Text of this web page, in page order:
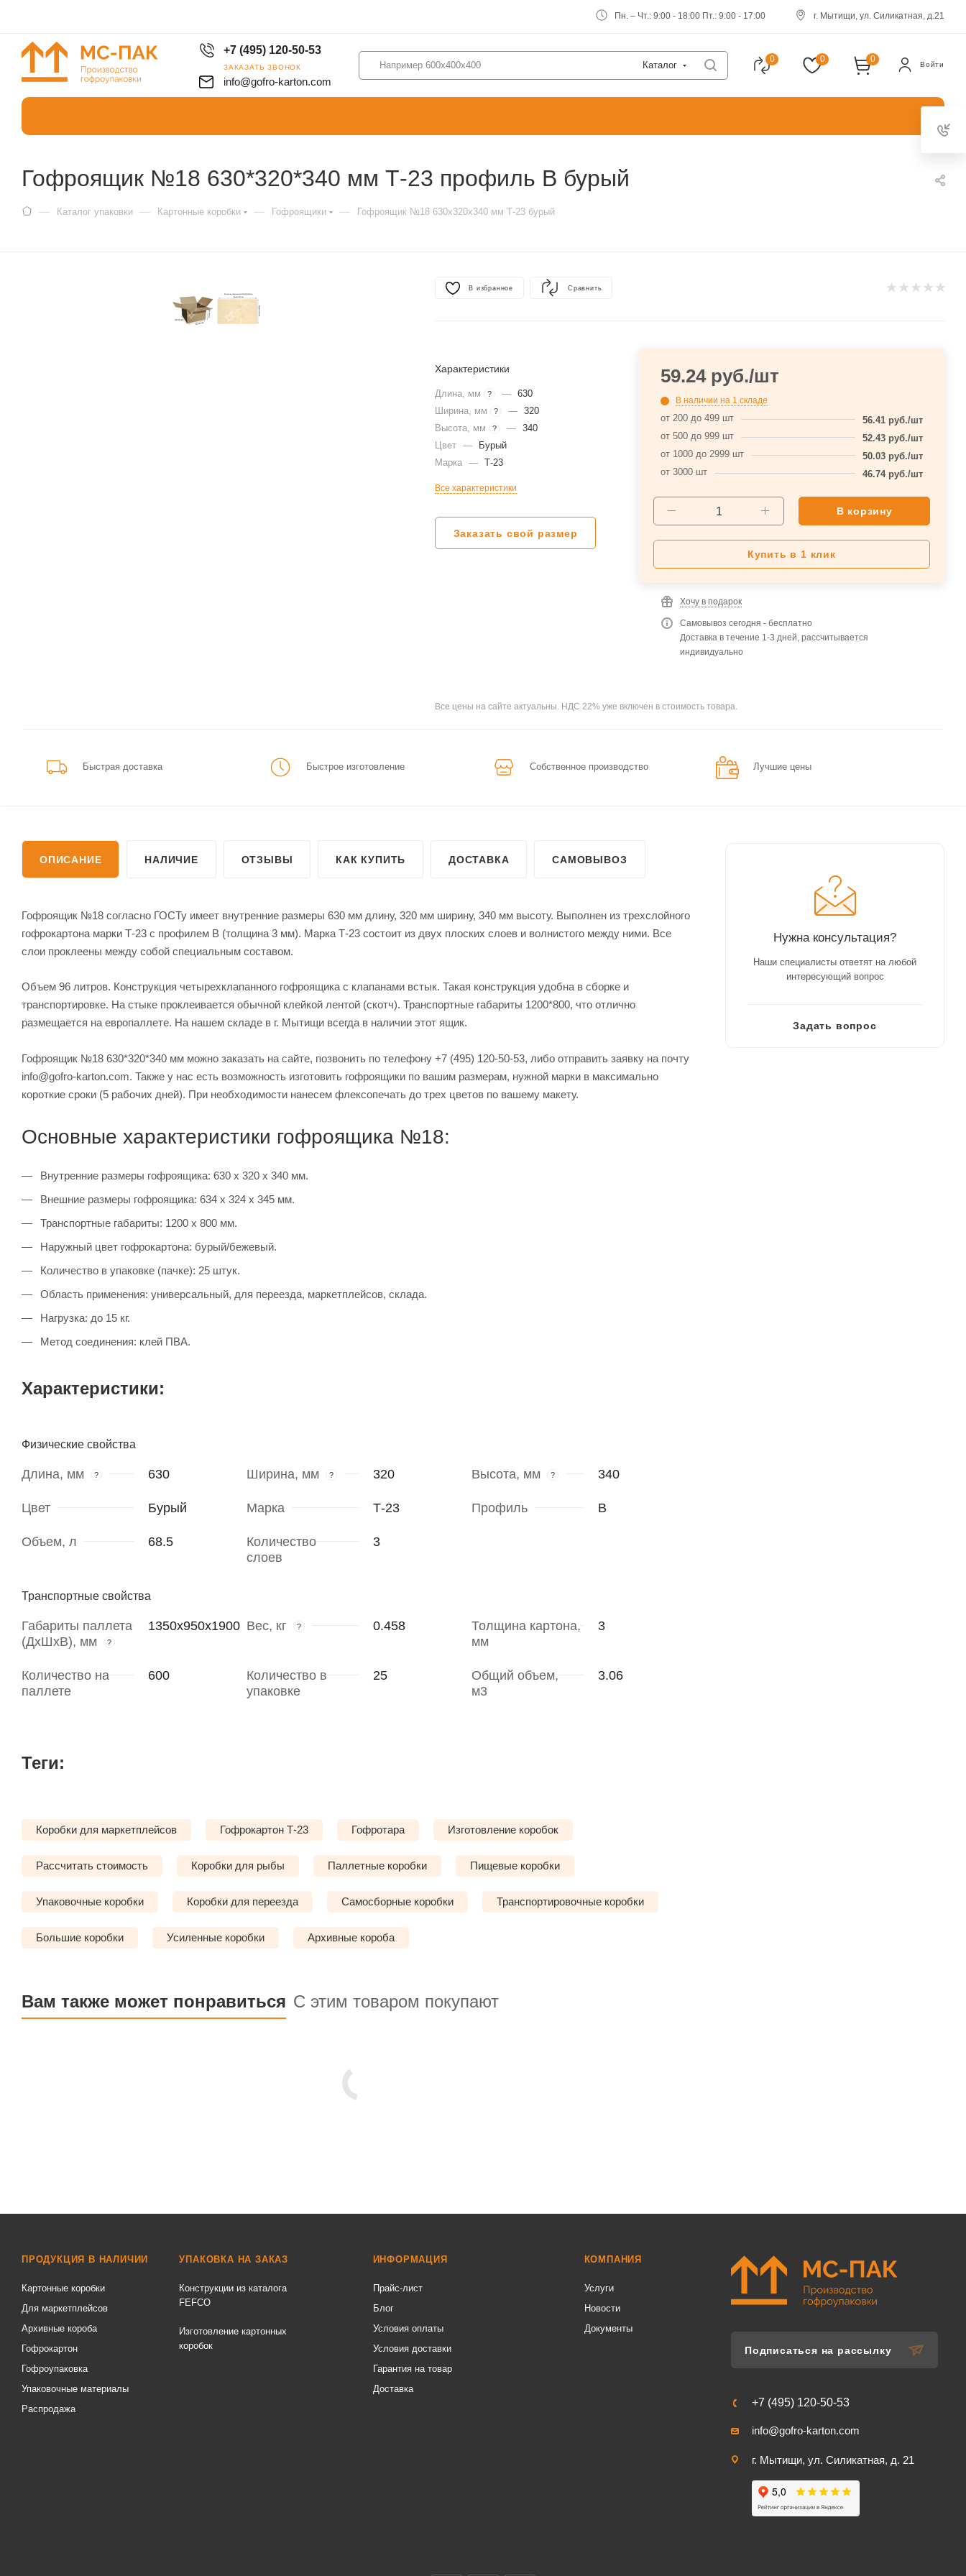
Пн. – Чт.: 9:00 - 18:00 Пт.: 9:00 - 17:00 г. Мытищи, ул. Силикатная, д.21
+7 (495) 120-50-53
ЗАКАЗАТЬ ЗВОНОК
info@gofro-karton.com
Каталог
0 0 0
Войти
Гофроящик №18 630*320*340 мм Т-23 профиль B бурый
— Каталог упаковки — Картонные коробки — Гофроящики — Гофроящик №18 630х320х340 мм Т-23 бурый
В избранное Сравнить
Характеристики
Длина, мм ? —
630
Ширина, мм
? —
320
Высота, мм
? —
340
Цвет
—
Бурый
Марка
— Т-23
Все характеристики
Заказать свой размер
59.24руб./шт
В наличии на 1 складе
от 200 до 499 шт 56.41руб./шт
от 500 до 999 шт
52.43руб./шт
от 1000 до 2999 шт
50.03руб./шт
от 3000 шт
46.74руб./шт
В корзину
Купить в 1 клик
Хочу в подарок
Самовывоз сегодня - бесплатно
Доставка в течение 1-3 дней, рассчитывается
индивидуально
Все цены на сайте актуальны. НДС 22% уже включен в стоимость товара.
Быстрая доставка Быстрое изготовление Собственное производство Лучшие цены
ОПИСАНИЕ НАЛИЧИЕ ОТЗЫВЫ КАК КУПИТЬ ДОСТАВКА САМОВЫВОЗ
Гофроящик №18 согласно ГОСТу имеет внутренние размеры 630 мм длину, 320 мм ширину, 340 мм высоту. Выполнен из трехслойного
гофрокартона марки Т-23 с профилем B (толщина 3 мм). Марка Т-23 состоит из двух плоских слоев и волнистого между ними. Все
слои проклеены между собой специальным составом.
Объем 96 литров. Конструкция четырехклапанного гофроящика с клапанами встык. Такая конструкция удобна в сборке и
транспортировке. На стыке проклеивается обычной клейкой лентой (скотч). Транспортные габариты 1200*800, что отлично
размещается на европаллете. На нашем складе в г. Мытищи всегда в наличии этот ящик.
Гофроящик №18 630*320*340 мм можно заказать на сайте, позвонить по телефону +7 (495) 120-50-53, либо отправить заявку на почту
info@gofro-karton.com. Также у нас есть возможность изготовить гофроящики по вашим размерам, нужной марки в максимально
короткие сроки (5 рабочих дней). При необходимости нанесем флексопечать до трех цветов по вашему макету.
Основные характеристики гофроящика №18:
Внутренние размеры гофроящика: 630 х 320 х 340 мм.
Внешние размеры гофроящика: 634 х 324 х 345 мм.
Транспортные габариты: 1200 х 800 мм.
Наружный цвет гофрокартона: бурый/бежевый.
Количество в упаковке (пачке): 25 штук.
Область применения: универсальный, для переезда, маркетплейсов, склада.
Нагрузка: до 15 кг.
Метод соединения: клей ПВА.
Характеристики:
Физические свойства
Длина, мм ? 630 Ширина, мм ? 320 Высота, мм ? 340
Цвет Бурый Марка Т-23 Профиль В
Объем, л 68.5
Количество
слоев
3
Транспортные свойства
Габариты паллета
(ДхШхВ), мм
?
1350х950х1900 Вес, кг ? 0.458
Толщина картона,
мм
3
Количество на
паллете
600
Количество в
упаковке
25
Общий объем,
м3
3.06
Теги:
Коробки для маркетплейсов Гофрокартон Т-23 Гофротара Изготовление коробок
Рассчитать стоимость Коробки для рыбы Паллетные коробки Пищевые коробки
Упаковочные коробки Коробки для переезда Самосборные коробки Транспортировочные коробки
Большие коробки Усиленные коробки Архивные короба
Вам также может понравиться С этим товаром покупают
Нужна консультация?
Наши специалисты ответят на любой
интересующий вопрос
Задать вопрос
ПРОДУКЦИЯ В НАЛИЧИИ
Картонные коробки
Для маркетплейсов
Архивные короба
Гофрокартон
Гофроупаковка
Упаковочные материалы
Распродажа
УПАКОВКА НА ЗАКАЗ
Конструкции из каталога
FEFCO
Изготовление картонных
коробок
ИНФОРМАЦИЯ
Прайс-лист
Блог
Условия оплаты
Условия доставки
Гарантия на товар
Доставка
КОМПАНИЯ
Услуги
Новости
Документы
Подписаться на рассылку
+7 (495) 120-50-53
info@gofro-karton.com
г. Мытищи, ул. Силикатная, д. 21